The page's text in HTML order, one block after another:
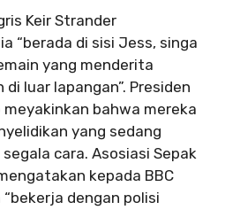
Keir Strander
“berada di sisi Jess, singa
yang menderita
luar lapangan”. Presiden
meyakinkan bahwa mereka
yang sedang
cara. Asosiasi Sepak
kepada BBC
dengan polisi